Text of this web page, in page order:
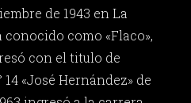
de 1943 en La
conocido como «Flaco»,
con el titulo de
«José Hernández» de